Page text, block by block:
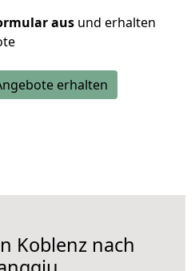
aus und erhalten
erhalten
Koblenz nach